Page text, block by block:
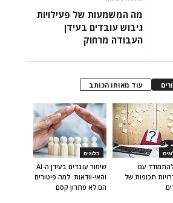
מה המשמעות של פעילויות
גיבוש עובדים בעידן
העבודה מרחוק
עוד מאותו הכותב
בלוגים
שימור עובדים בעידן ה-AI
והאי-וודאות: למה פיטורים
הם לא פתרון קסם
עם
תכופות של